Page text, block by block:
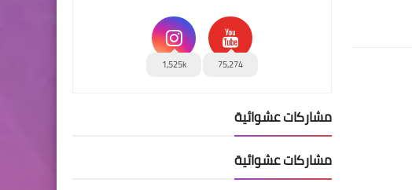
75,274
1,525k
مشاركات عشوائية
مشاركات عشوائية